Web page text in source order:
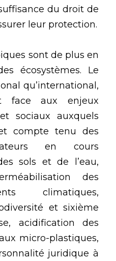
du droit de
leur protection.
sont de plus en
écosystèmes. Le
qu’international,
face aux enjeux
sociaux auxquels
compte tenu des
en cours
sols et de l’eau,
des
climatiques,
et sixième
acidification des
micro-plastiques,
juridique à